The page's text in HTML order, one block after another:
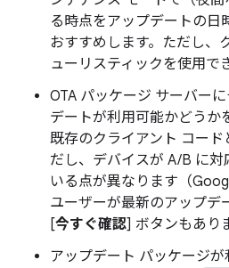
る時点をアップデートの日
おすすめします。ただし、
ューリスティックを使用で
OTA パッケージ サーバー
デートが利用可能かどうか
既存のクライアント コー
だし、デバイスが A/B に
いる点が異なります（
ユーザーが最新のアップデ
[今すぐ確認] ボタンもあり
アップデート パッケージ